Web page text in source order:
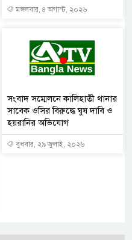
মঙ্গলবার, ৪ অগাস্ট, ২০২৬
সংবাদ সম্মেলনে কালিহাতী থানার
সাবেক ওসির বিরুদ্ধে ঘুষ দাবি ও
হয়রানির অভিযোগ
বুধবার, ২৯ জুলাই, ২০২৬